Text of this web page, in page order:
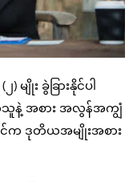
ျိုး ခွဲခြားနိုင်ပါ
သူနဲ့ အစား အလွန်အကျွံ
က ဒုတိယအမျိုးအစား